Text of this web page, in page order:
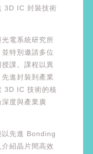
3D IC 封裝技術
電系統研究所
特別邀請多位
課。課程以異
進封裝到產業
3D IC 技術的核
度與產業廣
以先進 Bonding
紹晶片間高效